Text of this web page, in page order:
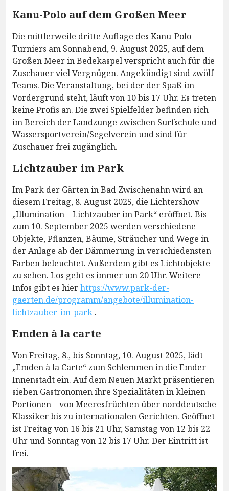
Kanu-Polo auf dem Großen Meer
Die mittlerweile dritte Auflage des Kanu-Polo-
Turniers am Sonnabend, 9. August 2025, auf dem
Großen Meer in Bedekaspel verspricht auch für die
Zuschauer viel Vergnügen. Angekündigt sind zwölf
Teams. Die Veranstaltung, bei der der Spaß im
Vordergrund steht, läuft von 10 bis 17 Uhr. Es treten
keine Profis an. Die zwei Spielfelder befinden sich
im Bereich der Landzunge zwischen Surfschule und
Wassersportverein/Segelverein und sind für
Zuschauer frei zugänglich.
Lichtzauber im Park
Im Park der Gärten in Bad Zwischenahn wird an
diesem Freitag, 8. August 2025, die Lichtershow
„Illumination – Lichtzauber im Park“ eröffnet. Bis
zum 10. September 2025 werden verschiedene
Objekte, Pflanzen, Bäume, Sträucher und Wege in
der Anlage ab der Dämmerung in verschiedensten
Farben beleuchtet. Außerdem gibt es Lichtobjekte
zu sehen. Los geht es immer um 20 Uhr. Weitere
Infos gibt es hierhttps://www.park-der-
gaerten.de/programm/angebote/illumination-
lichtzauber-im-park .
Emden à la carte
Von Freitag, 8., bis Sonntag, 10. August 2025, lädt
„Emden à la Carte“ zum Schlemmen in die Emder
Innenstadt ein. Auf dem Neuen Markt präsentieren
sieben Gastronomen ihre Spezialitäten in kleinen
Portionen – von Meeresfrüchten über norddeutsche
Klassiker bis zu internationalen Gerichten. Geöffnet
ist Freitag von 16 bis 21 Uhr, Samstag von 12 bis 22
Uhr und Sonntag von 12 bis 17 Uhr. Der Eintritt ist
frei.